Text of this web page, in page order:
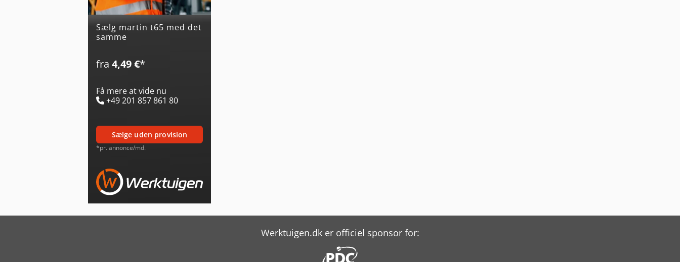
Sælg martin t65 med det
samme
fra 4,49 €*
Få mere at vide nu
+49 201 857 861 80
sælge uden provision
*pr. annonce/md.
Werktuigen.dk er officiel sponsor for: